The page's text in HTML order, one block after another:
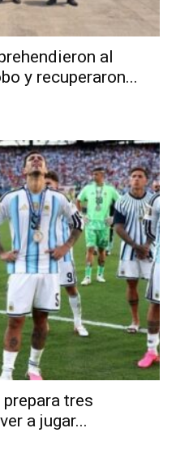
al
y recuperaron...
tres
a jugar...